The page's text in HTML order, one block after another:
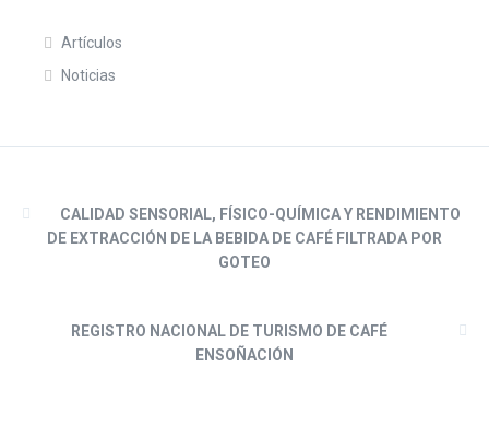
Artículos
Noticias
CALIDAD SENSORIAL, FÍSICO-QUÍMICA Y RENDIMIENTO
DE EXTRACCIÓN DE LA BEBIDA DE CAFÉ FILTRADA POR
GOTEO
REGISTRO NACIONAL DE TURISMO DE CAFÉ
ENSOÑACIÓN